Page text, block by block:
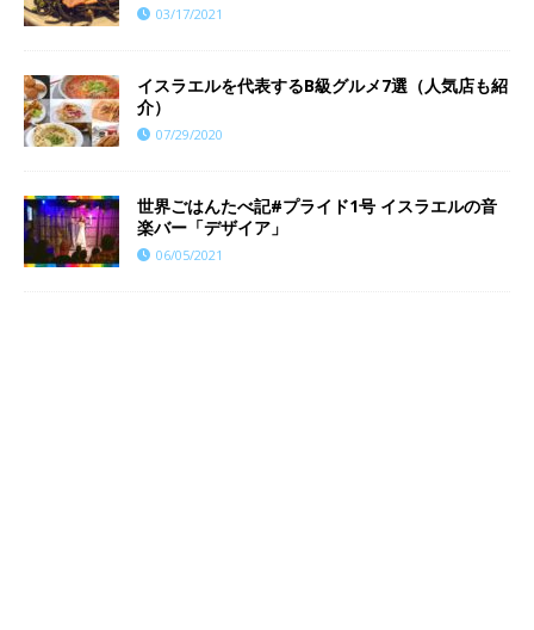
03/17/2021
イスラエルを代表するB級グルメ7選（人気店も紹
介）
07/29/2020
世界ごはんたべ記#プライド1号 イスラエルの音
楽バー「デザイア」
06/05/2021